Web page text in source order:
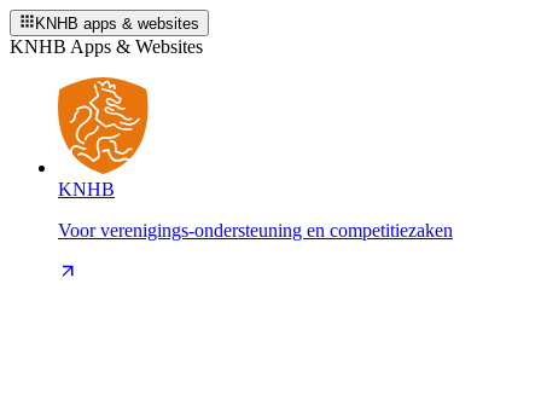
KNHB apps & websites
KNHB Apps & Websites
KNHB
Voor verenigings-ondersteuning en competitiezaken